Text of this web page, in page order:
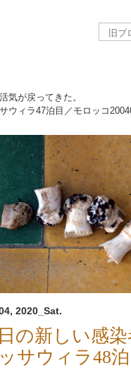
気が戻ってきた。
ウィラ47泊目／モロッコ
2020_Sat.
の新しい感染
サウィラ48